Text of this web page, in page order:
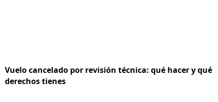
Vuelo cancelado por revisión técnica: qué hacer y qué
derechos tienes